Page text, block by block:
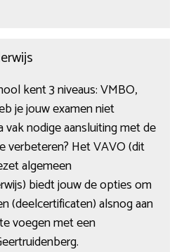
kent 3 niveaus: VMBO,
je jouw examen niet
vak nodige aansluiting met de
verbeteren? Het VAVO (dit
algemeen
biedt jouw de opties om
(deelcertificaten) alsnog aan
voegen met een